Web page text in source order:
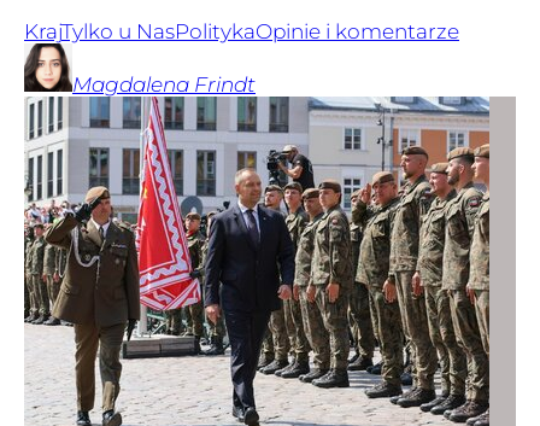
KrajTylko u NasPolitykaOpinie i komentarze
Magdalena Frindt